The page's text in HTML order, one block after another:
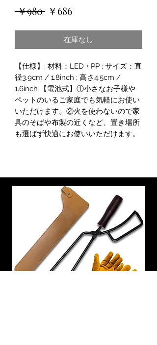
￥980 通￥686セ
ル
格
在庫なし
【仕様】: 材料：LED + PP ; サイズ：直
径3.9cm / 1.8inch ; 高さ4.5cm /
1.6inch 【電池式】①小さなお子様や
ペットのいるご家庭でも気軽にお使い
いただけます。②火を使わないので家
具のそばや布製の近くなど、置き場所
も選ばず快適にお使いいただけます。